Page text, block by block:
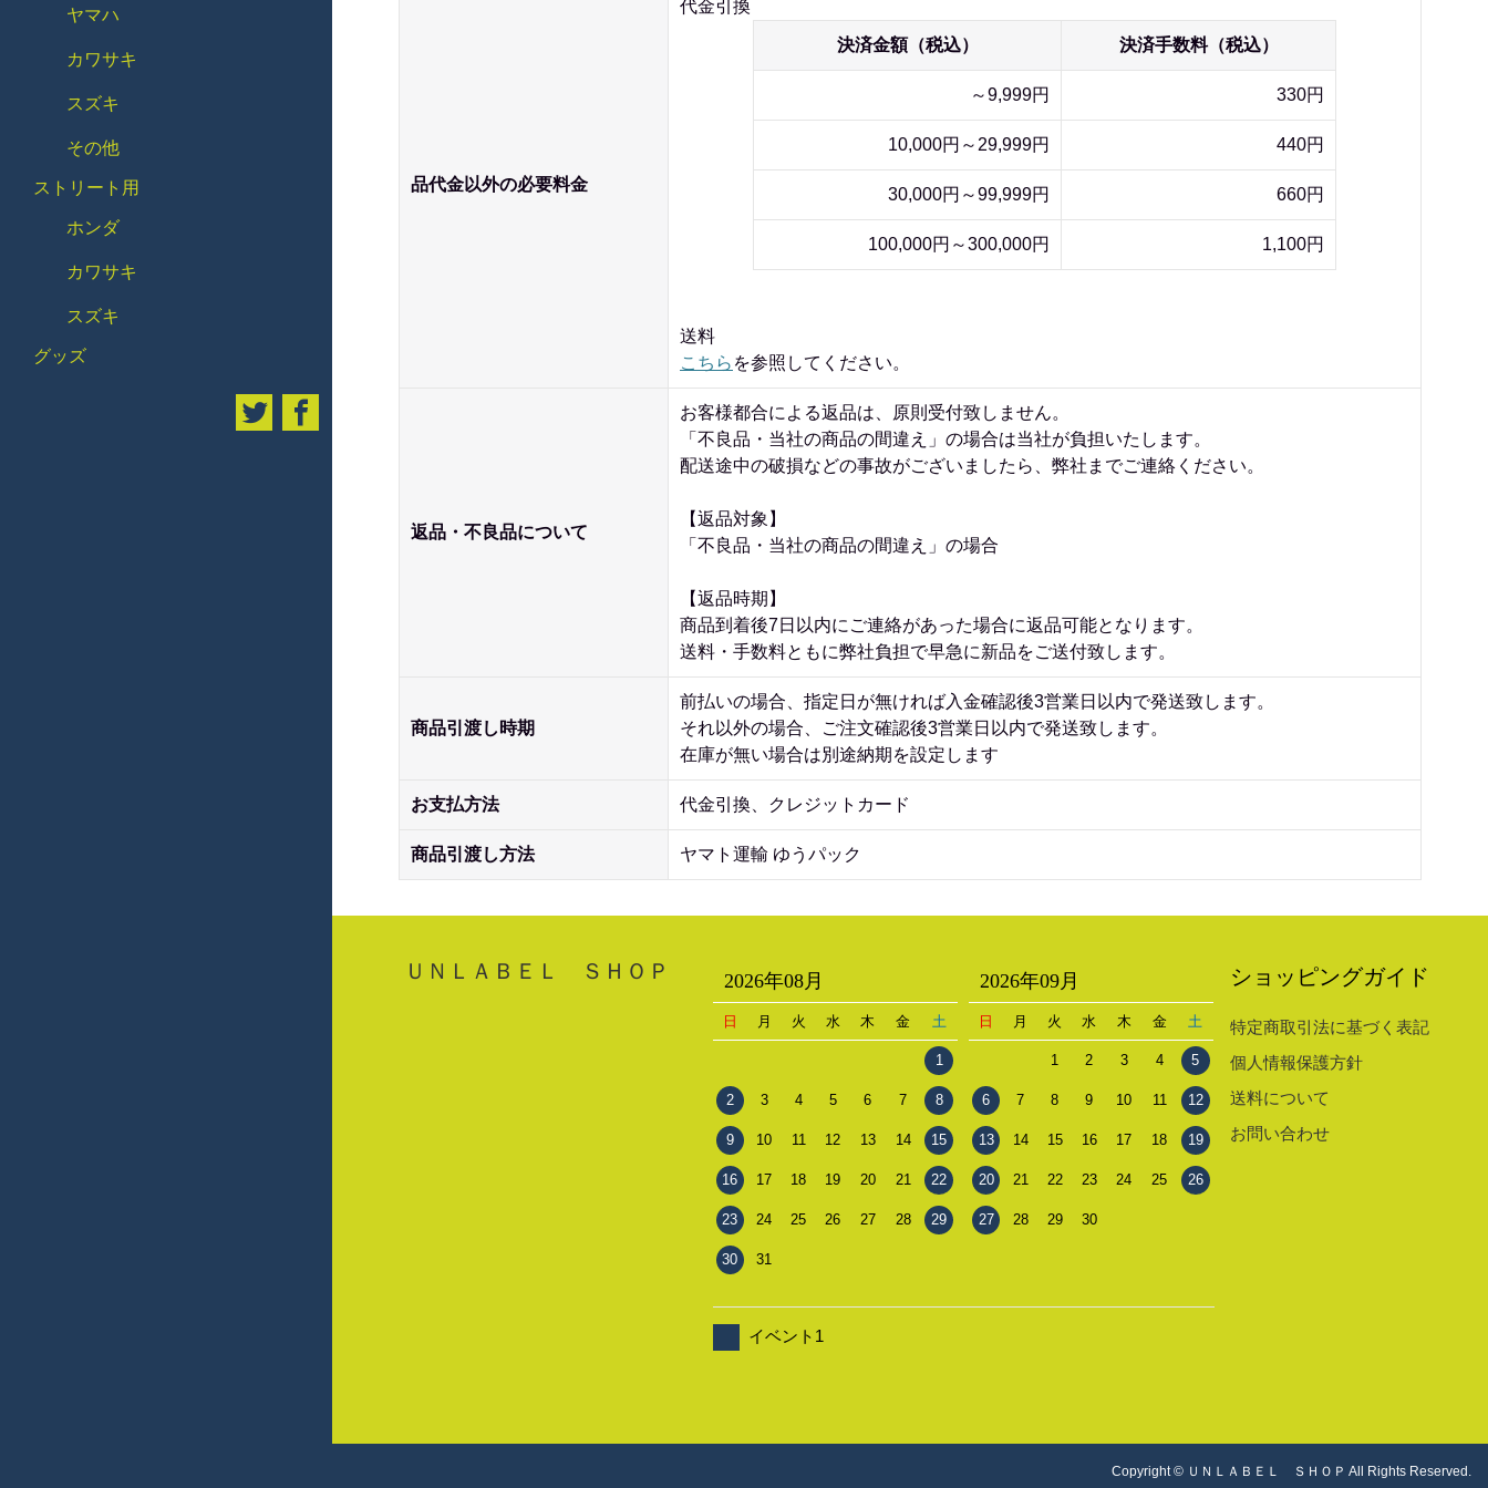
ヤマハ
カワサキ
スズキ
その他
ストリート用
ホンダ
カワサキ
スズキ
グッズ
品代金以外の必要料金
代金引換
決済金額（税込） 決済手数料（税込）
～9,999円 330円
10,000円～29,999円 440円
30,000円～99,999円 660円
100,000円～300,000円 1,100円
送料
こちら を参照してください。
返品・不良品について
お客様都合による返品は、原則受付致しません。
「不良品・当社の商品の間違え」の場合は当社が負担いたします。
配送途中の破損などの事故がございましたら、弊社までご連絡ください。
【返品対象】
「不良品・当社の商品の間違え」の場合
【返品時期】
商品到着後7日以内にご連絡があった場合に返品可能となります。
送料・手数料ともに弊社負担で早急に新品をご送付致します。
商品引渡し時期
前払いの場合、指定日が無ければ入金確認後3営業日以内で発送致します。
それ以外の場合、ご注文確認後3営業日以内で発送致します。
在庫が無い場合は別途納期を設定します
お支払方法 代金引換、クレジットカード
商品引渡し方法 ヤマト運輸 ゆうパック
ＵＮＬＡＢＥＬ ＳＨＯＰ 2026年08月
日 月 火 水 木 金 土
1
2 3 4 5 6 7 8
9 10 11 12 13 14 15
16 17 18 19 20 21 22
23 24 25 26 27 28 29
30 31
2026年09月
日 月 火 水 木 金 土
1 2 3 4 5
6 7 8 9 10 11 12
13 14 15 16 17 18 19
20 21 22 23 24 25 26
27 28 29 30
イベント1
ショッピングガイド
特定商取引法に基づく表記
個人情報保護方針
送料について
お問い合わせ
Copyright © ＵＮＬＡＢＥＬ ＳＨＯＰ All Rights Reserved.